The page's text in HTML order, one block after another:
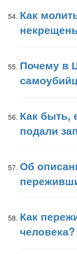
Как
Почему в
Как быть,
подали
Об
Как
человека?